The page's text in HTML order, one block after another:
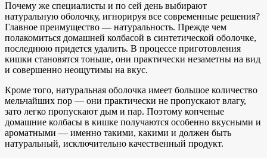
Почему же специалисты и по сей день выбирают
натуральную оболочку, игнорируя все современные решения?
Главное преимущество — натуральность. Прежде чем
полакомиться домашней колбасой в синтетической оболочке,
последнюю придется удалить. В процессе приготовления
кишки становятся тоньше, они практически незаметны на вид
и совершенно неощутимы на вкус.
Кроме того, натуральная оболочка имеет большое количество
мельчайших пор — они практически не пропускают влагу,
зато легко пропускают дым и пар. Поэтому копченые
домашние колбасы в кишке получаются особенно вкусными и
ароматными — именно такими, какими и должен быть
натуральный, исключительно качественный продукт.